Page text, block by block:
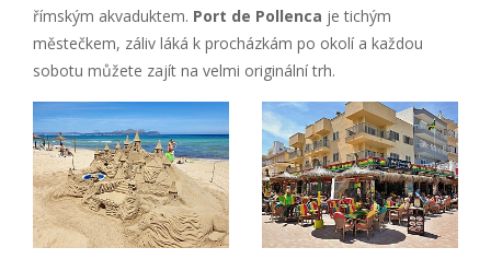
římským akvaduktem. Port de Pollenca je tichým
městečkem, záliv láká k procházkám po okolí a každou
sobotu můžete zajít na velmi originální trh.